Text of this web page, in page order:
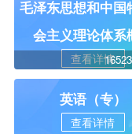
毛泽东思想和中国
会主义理论体系
查看详情
英语（专）
查看详情